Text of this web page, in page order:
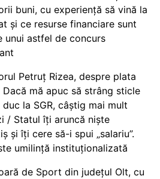
buni, cu experiență să vină la
și ce resurse financiare sunt
unui astfel de concurs
Petruț Rizea, despre plata
Dacă mă apuc să strâng sticle
duc la SGR, câștig mai mult
/ Statul îți aruncă niște
și îți cere să-i spui „salariu”.
umilință instituționalizată
de Sport din județul Olt, cu